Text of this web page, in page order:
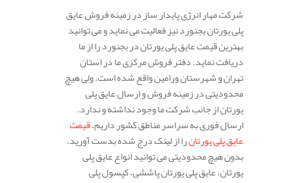
شرکت مهار انرژی پایدار ساز در زمینه فروش عایق
پلی یورتان بجنورد نیز فعالیت می نماید و می توانید
بهترین قیمت عایق پلی یورتان در بجنورد را از ما
دریافت نماید. دفتر فروش مرکزی ما در استان
تهران و شهرستان ورامین واقع شده است. ولی هیچ
محدودیتی در زمینه فروش و ارسال عایق پلی
یورتان از جانب شرکت ما وجود نداشته و ندارد.
ارسال فوری به سراسر مناطق کشور داریم.قیمت
عایق پلی یورتانرا از لینک درج شده بدست آورید.
بدون هیچ محدودیتی می توانید انواع عایق پلی
یورتان، عایق پلی یورتان پاششی، کپسول پلی